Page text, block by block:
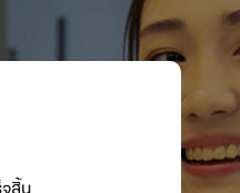
สิ้น